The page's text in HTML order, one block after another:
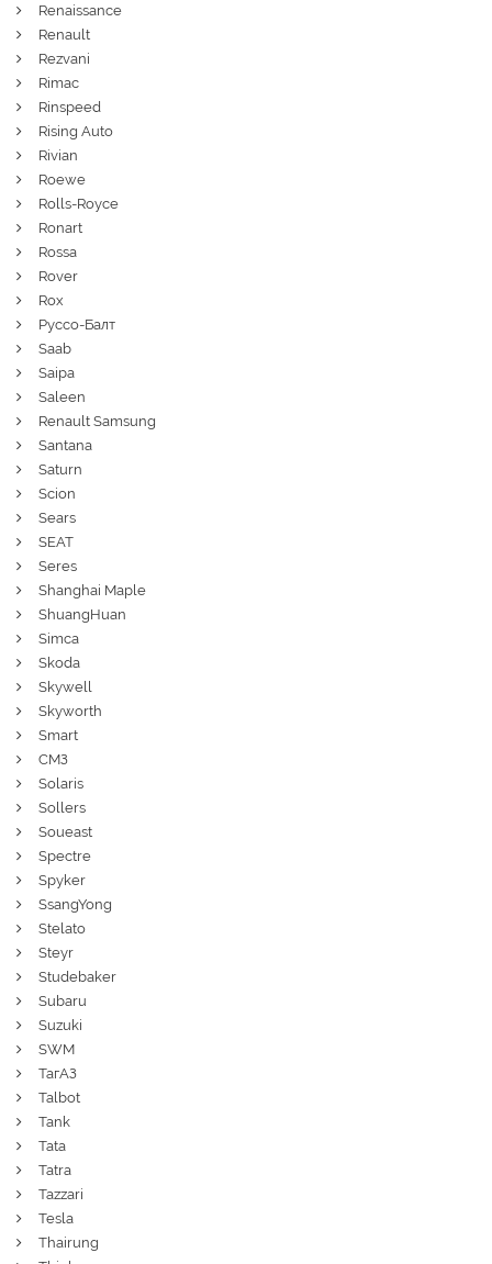
Renaissance
Renault
Rezvani
Rimac
Rinspeed
Rising Auto
Rivian
Roewe
Rolls-Royce
Ronart
Rossa
Rover
Rox
Руссо-Балт
Saab
Saipa
Saleen
Renault Samsung
Santana
Saturn
Scion
Sears
SEAT
Seres
Shanghai Maple
ShuangHuan
Simca
Skoda
Skywell
Skyworth
Smart
СМЗ
Solaris
Sollers
Soueast
Spectre
Spyker
SsangYong
Stelato
Steyr
Studebaker
Subaru
Suzuki
SWM
ТагАЗ
Talbot
Tank
Tata
Tatra
Tazzari
Tesla
Thairung